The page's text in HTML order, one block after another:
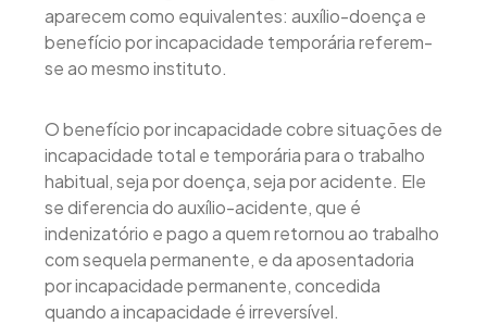
aparecem como equivalentes: auxílio-doença e
benefício por incapacidade temporária referem-
se ao mesmo instituto.
O benefício por incapacidade cobre situações de
incapacidade total e temporária para o trabalho
habitual, seja por doença, seja por acidente. Ele
se diferencia do auxílio-acidente, que é
indenizatório e pago a quem retornou ao trabalho
com sequela permanente, e da aposentadoria
por incapacidade permanente, concedida
quando a incapacidade é irreversível.